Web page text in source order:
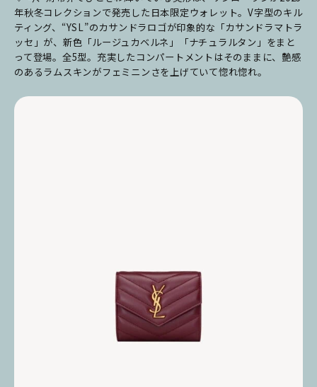
年秋冬コレクションで発売した日本限定ウォレット。V字型のキル
ティング、“YSL”のカサンドラロゴが印象的な「カサンドラマトラ
ッセ」が、新色「ルージュカベルネ」「ナチュラルタン」をまと
って登場。全5型。充実したコンパートメントはそのままに、艶感
のあるラムスキンがフェミニンさを上げていて惚れ惚れ。